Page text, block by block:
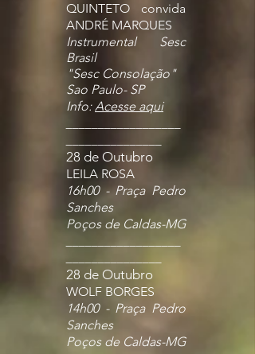
QUINTETO convida
ANDRÉ MARQUES
Instrumental Sesc
Brasil
"Sesc Consolação"
Sao Paulo- SP
Info:Acesse aqui
28 de Outubro
LEILA ROSA
16h00 - Praça Pedro
Sanches
Poços de Caldas-MG
28 de Outubro
WOLF BORGES
14h00 - Praça Pedro
Sanches
Poços de Caldas-MG